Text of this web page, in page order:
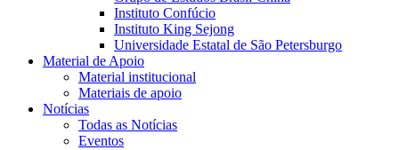
Instituto Confúcio
Instituto King Sejong
Universidade Estatal de São Petersburgo
Material de Apoio
Material institucional
Materiais de apoio
Notícias
Todas as Notícias
Eventos